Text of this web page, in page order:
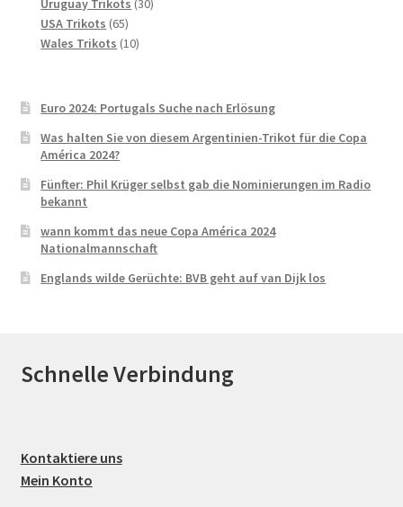
Uruguay Trikots 30
USA Trikots 6565
Produkte
Wales Trikots 1010
Euro 2024: Portugals Suche nach Erlösung
Was halten Sie von diesem Argentinien-Trikot für die Copa
América 2024?
Fünfter: Phil Krüger selbst gab die Nominierungen im Radio
bekannt
wann kommt das neue Copa América 2024
Nationalmannschaft
Englands wilde Gerüchte: BVB geht auf van Dijk los
Schnelle Verbindung
Kontaktiere uns
Mein Konto